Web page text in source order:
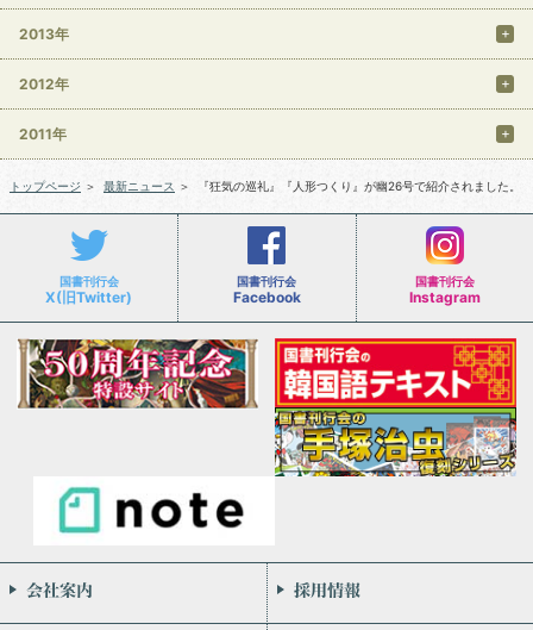
2013年
2012年
2011年
トップページ ＞ 最新ニュース ＞ 『狂気の巡礼』『人形つくり』が幽26号で紹介されました。
国書刊行会
X(旧Twitter)
国書刊行会
Facebook
国書刊行会
Instagram
会社案内